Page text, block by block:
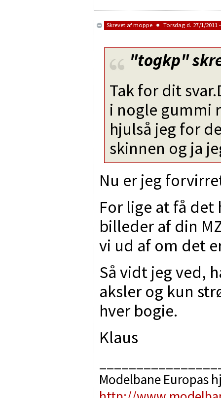
Skrevet afmoppe Torsdag d. 27/1/2011
"togkp"
Tak for dit
i nogle gummi
hjulså jeg for
skinnen og ja
Nu er jeg
For lige at få det
billeder af din
vi ud af om det
Så vidt jeg ved,
aksler og kun
hver bogie.
Klaus
Modelbane Europas